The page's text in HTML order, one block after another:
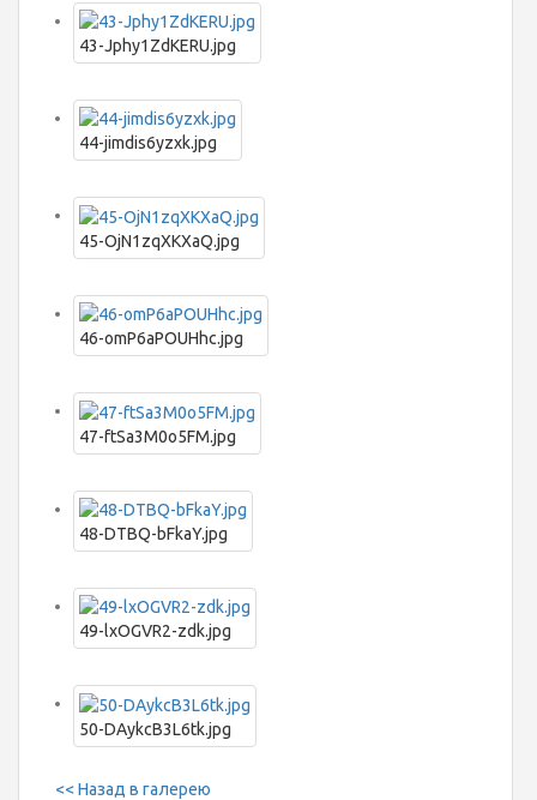
43-Jphy1ZdKERU.jpg
44-jimdis6yzxk.jpg
45-OjN1zqXKXaQ.jpg
46-omP6aPOUHhc.jpg
47-ftSa3M0o5FM.jpg
48-DTBQ-bFkaY.jpg
49-lxOGVR2-zdk.jpg
50-DAykcB3L6tk.jpg
<< Назад в галерею